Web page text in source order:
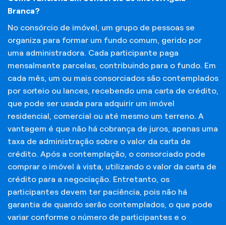
Branca?
No consórcio de imóvel, um grupo de pessoas se
organiza para formar um fundo comum, gerido por
uma administradora. Cada participante paga
mensalmente parcelas, contribuindo para o fundo. Em
cada mês, um ou mais consorciados são contemplados
por sorteio ou lances, recebendo uma carta de crédito,
que pode ser usada para adquirir um imóvel
residencial, comercial ou até mesmo um terreno. A
vantagem é que não há cobrança de juros, apenas uma
taxa de administração sobre o valor da carta de
crédito. Após a contemplação, o consorciado pode
comprar o imóvel à vista, utilizando o valor da carta de
crédito para a negociação. Entretanto, os
participantes devem ter paciência, pois não há
garantia de quando serão contemplados, o que pode
variar conforme o número de participantes e o